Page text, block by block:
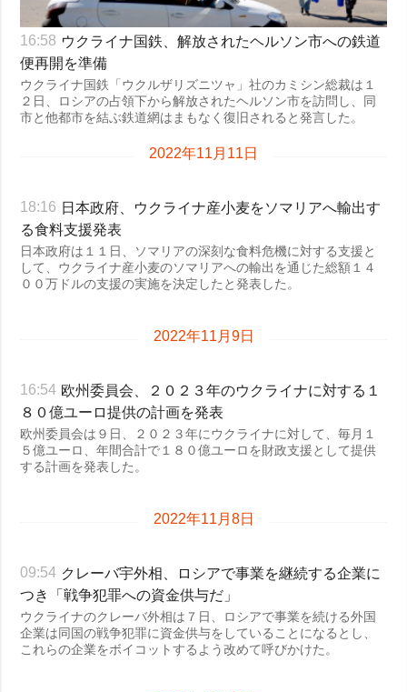
16:58 ウクライナ国鉄、解放されたヘルソン市への鉄道
便再開を準備
ウクライナ国鉄「ウクルザリズニツャ」社のカミシン総裁は１
２日、ロシアの占領下から解放されたヘルソン市を訪問し、同
市と他都市を結ぶ鉄道網はまもなく復旧されると発言した。
2022年11月11日
18:16 日本政府、ウクライナ産小麦をソマリアへ輸出す
る食料支援発表
日本政府は１１日、ソマリアの深刻な食料危機に対する支援と
して、ウクライナ産小麦のソマリアへの輸出を通じた総額１４
００万ドルの支援の実施を決定したと発表した。
2022年11月9日
16:54 欧州委員会、２０２３年のウクライナに対する１
８０億ユーロ提供の計画を発表
欧州委員会は９日、２０２３年にウクライナに対して、毎月１
５億ユーロ、年間合計で１８０億ユーロを財政支援として提供
する計画を発表した。
2022年11月8日
09:54 クレーバ宇外相、ロシアで事業を継続する企業に
つき「戦争犯罪への資金供与だ」
ウクライナのクレーバ外相は７日、ロシアで事業を続ける外国
企業は同国の戦争犯罪に資金供与をしていることになるとし、
これらの企業をボイコットするよう改めて呼びかけた。